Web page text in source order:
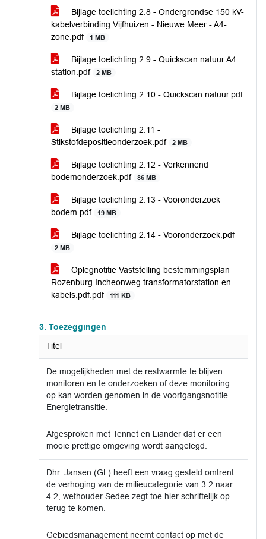
Bijlage toelichting 2.8 - Ondergrondse 150 kV-
kabelverbinding Vijfhuizen - Nieuwe Meer - A4-
zone.pdf
1 MB
Bijlage toelichting 2.9 - Quickscan natuur A4
station.pdf
2 MB
Bijlage toelichting 2.10 - Quickscan natuur.pdf
2 MB
Bijlage toelichting 2.11 -
Stikstofdepositieonderzoek.pdf
2 MB
Bijlage toelichting 2.12 - Verkennend
bodemonderzoek.pdf
86 MB
Bijlage toelichting 2.13 - Vooronderzoek
bodem.pdf
19 MB
Bijlage toelichting 2.14 - Vooronderzoek.pdf
2 MB
Oplegnotitie Vaststelling bestemmingsplan
Rozenburg Incheonweg transformatorstation en
kabels.pdf.pdf
111 KB
3. Toezeggingen
Titel
De mogelijkheden met de restwarmte te blijven
monitoren en te onderzoeken of deze monitoring
op kan worden genomen in de voortgangsnotitie
Energietransitie.
Afgesproken met Tennet en Liander dat er een
mooie prettige omgeving wordt aangelegd.
Dhr. Jansen (GL) heeft een vraag gesteld omtrent
de verhoging van de milieucategorie van 3.2 naar
4.2, wethouder Sedee zegt toe hier schriftelijk op
terug te komen.
Gebiedsmanagement neemt contact op met de